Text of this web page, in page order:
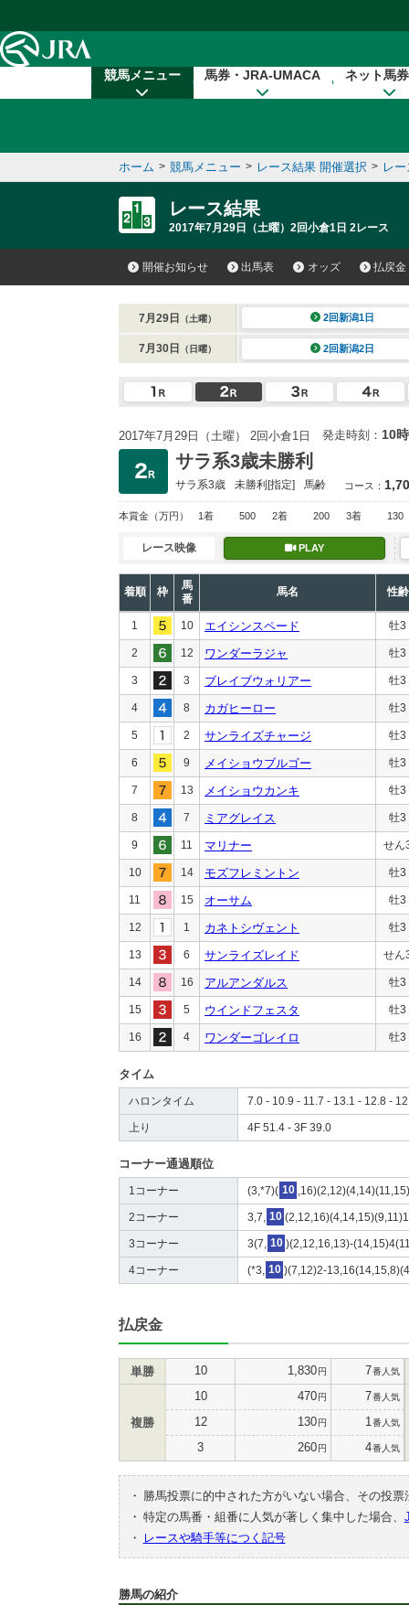
競馬メニュー 馬券・JRA-UMACA ネット馬
ホーム > 競馬メニュー > レース結果 開催選択 > レ
レース結果
2017年7月29日（土曜）2回小倉1日 2レース
開催お知らせ 出馬表 オッズ 払戻金
7月29日 （土曜） 2回新潟1日
7月30日 （日曜） 2回新潟2日
2017年7月29日（土曜） 2回小倉1日 発走時刻： 10
サラ系3歳未勝利
サラ系3歳 未勝利[指定] 馬齢 コース：
本賞金 （万円） 1着 500 2着 200 3着 130
レース映像 PLAY
着順 枠
馬
番
馬名 性齢
1 10 エイシンスペード 牡3
2 12 ワンダーラジャ 牡3
3 3 ブレイブウォリアー 牡3
4 8 カガヒーロー 牡3
5 2 サンライズチャージ 牡3
6 9 メイショウブルゴー 牡3
7 13 メイショウカンキ 牡3
8 7 ミアグレイス 牡3
9 11 マリナー せん
10 14 モズフレミントン 牡3
11 15 オーサム 牡3
12 1 カネトシヴェント 牡3
13 6 サンライズレイド せん
14 16 アルアンダルス 牡3
15 5 ウインドフェスタ 牡3
16 4 ワンダーゴレイロ 牡3
タイム
ハロンタイム 7.0 - 10.9 - 11.7 - 13.1 - 12.8 -
上り 4F 51.4 - 3F 39.0
コーナー通過順位
1コーナー (3,*7)( 10
2コーナー 3,7, 10
3コーナー 3(7, 10 )(2,12,16,13)-
4コーナー (*3, 10 )(7,12)2-
払戻金
単勝 10 1,830円 7番人気
複勝
10 470円 7番人気
12 130円 1 番人気
3 260円 4番人気
・
勝馬投票に的中された方がいない場合、その投
・ 特定の馬番・組番に人気が著しく集中した場合、
・
レースや騎手等につく記号
勝馬の紹介